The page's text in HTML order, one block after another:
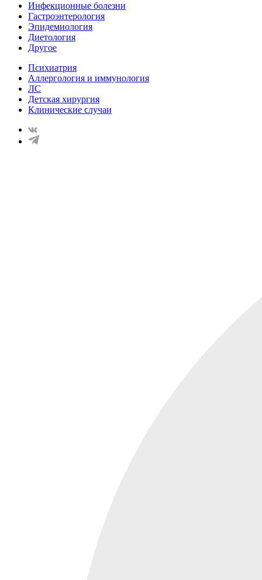
Инфекционные болезни
Гастроэнтерология
Эпидемиология
Диетология
Другое
Психиатрия
Аллергология и иммунология
ЛС
Детская хирургия
Клинические случаи